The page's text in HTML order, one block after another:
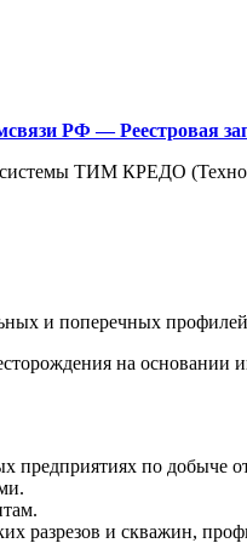
РФ — Реестровая
ТИМ КРЕДО
и поперечных
на основании
предприятиях по
разрезов и скважин,